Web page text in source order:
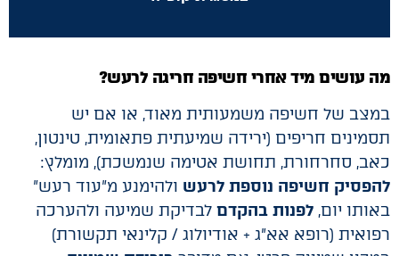
מה עושים מיד אחרי חשיפה חריגה לרעש?
במצב של חשיפה משמעותית מאוד, או אם יש
תסמינים חריפים (ירידה שמיעתית פתאומית, טינטון,
כאב, סחרחורת, תחושת אטימה שנמשכת), מומלץ:
להפסיק חשיפה נוספת לרעש ולהימנע מ”עוד רעש”
באותו יום, לפנות בהקדם לבדיקת שמיעה ולהערכה
רפואית (רופא אא״ג + אודיולוג / קלינאי תקשורת)